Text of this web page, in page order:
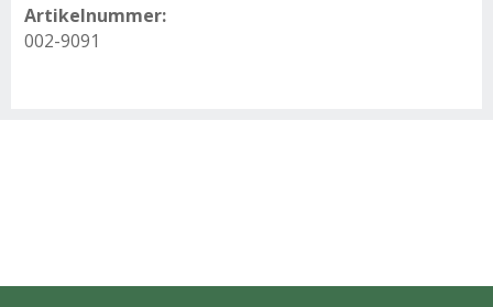
Artikelnummer:
002-9091